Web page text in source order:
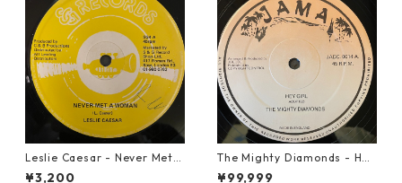
Leslie Caesar - Never Met A
Woman【12-50067】
¥3,200
The Mighty Diamonds - Hey
Girl【12-50053】
¥99,999